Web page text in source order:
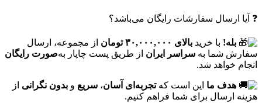
❓ آیا ارسال سفارشات رایگان می‌باشد؟
بله! با خرید بالای ۳۰,۰۰۰,۰۰۰ تومان
از مجموعه، ارسال
سفارش شما به سراسر ایران از طریق پست چاپار به‌صورت رایگان
انجام خواهد شد.
هدف ما این است کهتجربه‌ای آسان، سریع و بدون نگرانی از
هزینه ارسال برای شما فراهم کنیم.